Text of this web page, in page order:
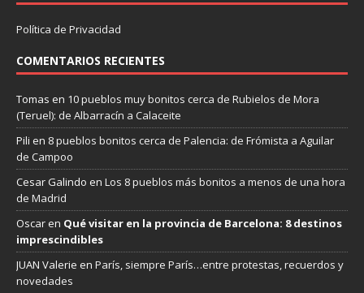
Política de Privacidad
COMENTARIOS RECIENTES
Tomas en 10 pueblos muy bonitos cerca de Rubielos de Mora
(Teruel): de Albarracín a Calaceite
Pili en 8 pueblos bonitos cerca de Palencia: de Frómista a Aguilar
de Campoo
Cesar Galindo en Los 8 pueblos más bonitos a menos de una hora
de Madrid
Oscaren Qué visitar en la provincia de Barcelona: 8 destinos
imprescindibles
JUAN Valerie en París, siempre París…entre protestas, recuerdos y
novedades